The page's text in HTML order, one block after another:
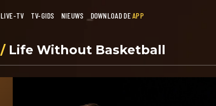
LIVE-TV TV-GIDS NIEUWS DOWNLOAD DEAPP
/ Life Without Basketball